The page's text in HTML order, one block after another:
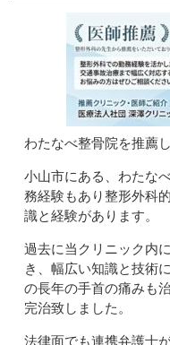
わたなべ整骨院を推薦
小山市にある、わたな
務経験もあり整形外科
識と経験があります。
過去に当クリニック内
き、幅広い知識と技術
の長年の手首の痛みも
完治致しました。
法律面でも連携弁護士